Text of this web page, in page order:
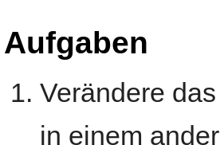
Aufgaben
Verändere
in einem